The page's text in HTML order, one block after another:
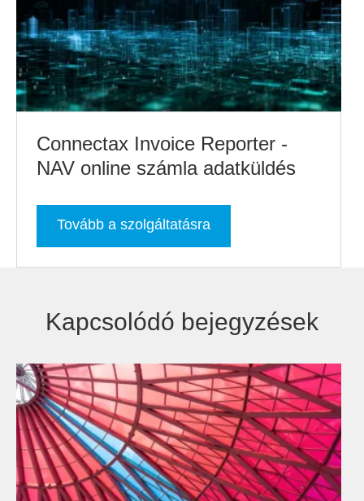
Connectax Invoice Reporter -
NAV online számla adatküldés
Tovább a szolgáltatásra
Kapcsolódó bejegyzések